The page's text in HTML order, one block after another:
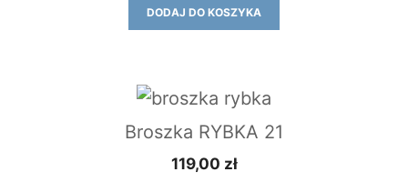
DODAJ DO KOSZYKA
Broszka RYBKA 21
119,00 zł